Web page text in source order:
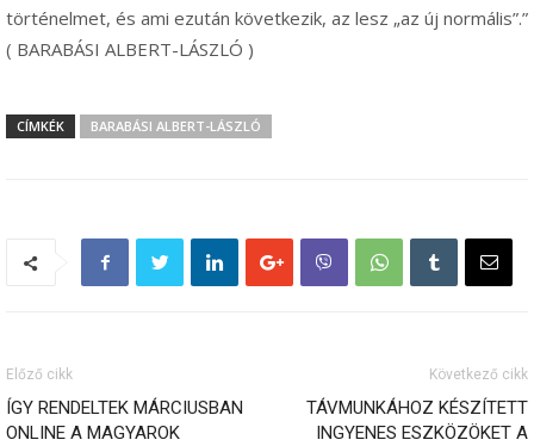
ALAPON
történelmet, és ami ezután következik, az lesz „az új normális”.”
( BARABÁSI ALBERT-LÁSZLÓ )
CÍMKÉK BARABÁSI ALBERT-LÁSZLÓ
Előző cikk
ÍGY RENDELTEK MÁRCIUSBAN
ONLINE A MAGYAROK
Következő cikk
TÁVMUNKÁHOZ KÉSZÍTETT
INGYENES ESZKÖZÖKET A